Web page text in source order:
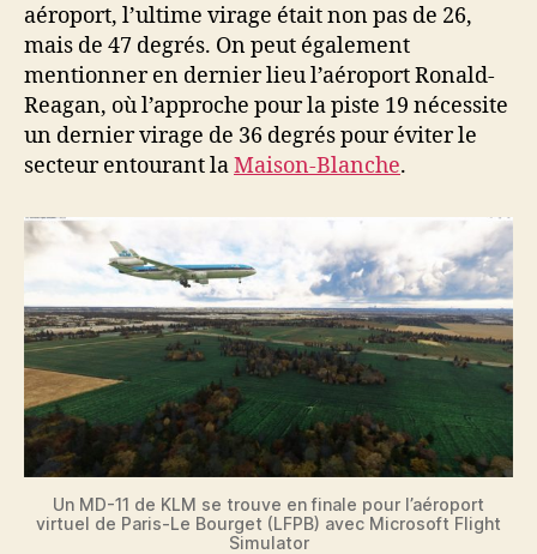
aéroport, l’ultime virage était non pas de 26,
mais de 47 degrés. On peut également
mentionner en dernier lieu l’aéroport Ronald-
Reagan, où l’approche pour la piste 19 nécessite
un dernier virage de 36 degrés pour éviter le
secteur entourant laMaison-Blanche.
Un MD-11 de KLM se trouve en finale pour l’aéroport
virtuel de Paris-Le Bourget (LFPB) avec Microsoft Flight
Simulator